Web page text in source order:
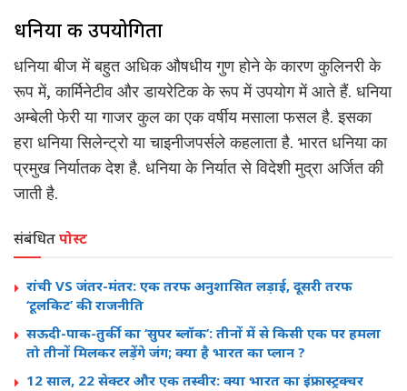
धनिया की उपयोगिता
धनिया बीज में बहुत अधिक औषधीय गुण होने के कारण कुलिनरी के
रूप में, कार्मिनेटीव और डायरेटिक के रूप में उपयोग में आते हैं. धनिया
अम्बेली फेरी या गाजर कुल का एक वर्षीय मसाला फसल है. इसका
हरा धनिया सिलेन्ट्रो या चाइनीजपर्सले कहलाता है. भारत धनिया का
प्रमुख निर्यातक देश है. धनिया के निर्यात से विदेशी मुद्रा अर्जित की
जाती है.
संबंधितपोस्ट
रांची VS जंतर-मंतर: एक तरफ अनुशासित लड़ाई, दूसरी तरफ
‘टूलकिट’ की राजनीति
सऊदी-पाक-तुर्की का ‘सुपर ब्लॉक’: तीनों में से किसी एक पर हमला
तो तीनों मिलकर लड़ेंगे जंग; क्या है भारत का प्लान ?
12 साल, 22 सेक्टर और एक तस्वीर: क्या भारत का इंफ्रास्ट्रक्चर